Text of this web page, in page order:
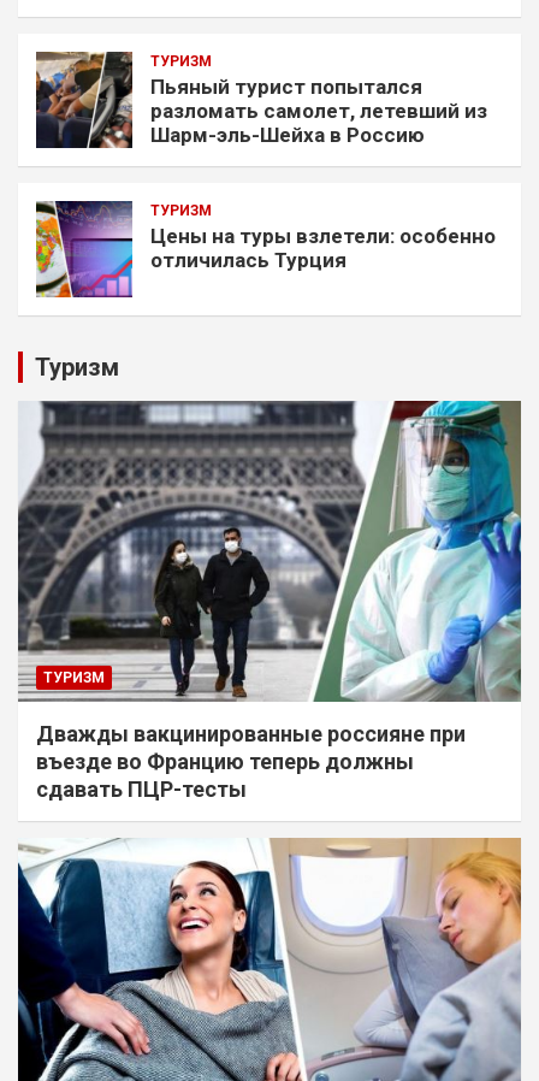
ТУРИЗМ
Пьяный турист попытался
разломать самолет, летевший из
Шарм-эль-Шейха в Россию
ТУРИЗМ
Цены на туры взлетели: особенно
отличилась Турция
Туризм
ТУРИЗМ
Дважды вакцинированные россияне при
въезде во Францию теперь должны
сдавать ПЦР-тесты